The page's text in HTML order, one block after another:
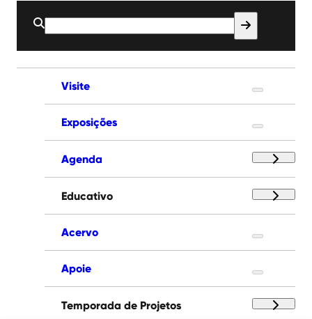
Buscar
por:
Visite
Exposições
Agenda
Educativo
Acervo
Apoie
Temporada de Projetos